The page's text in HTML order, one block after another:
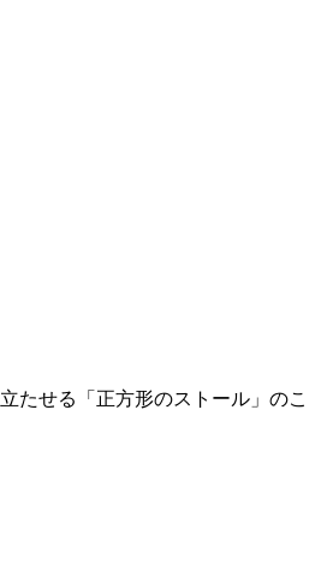
たせる「正方形のストール」のこ